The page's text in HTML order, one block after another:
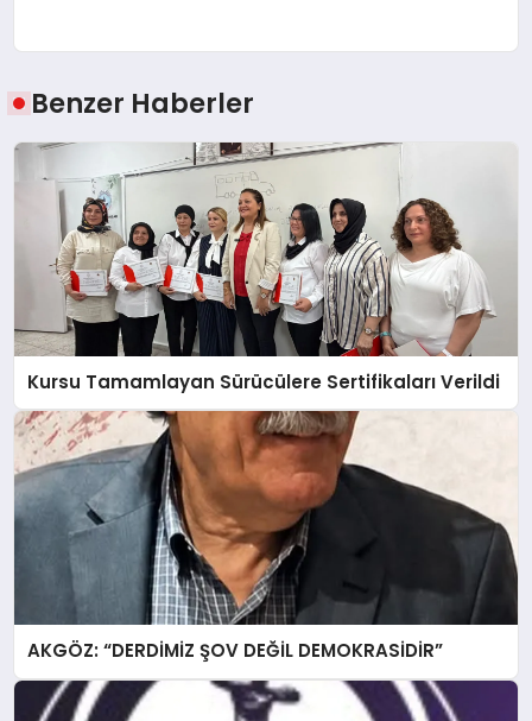
Benzer Haberler
Kursu Tamamlayan Sürücülere Sertifikaları Verildi
AKGÖZ: “DERDİMİZ ŞOV DEĞİL DEMOKRASİDİR”